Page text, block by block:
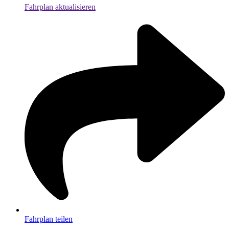
Fahrplan aktualisieren
Fahrplan teilen